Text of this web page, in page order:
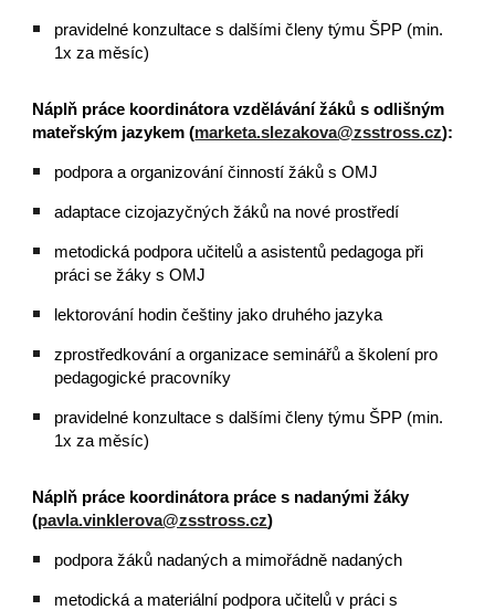
pravidelné konzultace s dalšími členy týmu ŠPP (min.
1x za měsíc)
Náplň práce koordinátora vzdělávání žáků s odlišným
mateřským jazykem (marketa.slezakova@zsstross.cz):
podpora a organizování činností žáků s OMJ
adaptace cizojazyčných žáků na nové prostředí
metodická podpora učitelů a asistentů pedagoga při
práci se žáky s OMJ
lektorování hodin češtiny jako druhého jazyka
zprostředkování a organizace seminářů a školení pro
pedagogické pracovníky
pravidelné konzultace s dalšími členy týmu ŠPP (min.
1x za měsíc)
Náplň práce koordinátora práce s nadanými žáky
(pavla.vinklerova@zsstross.cz)
podpora žáků nadaných a mimořádně nadaných
metodická a materiální podpora učitelů v práci s